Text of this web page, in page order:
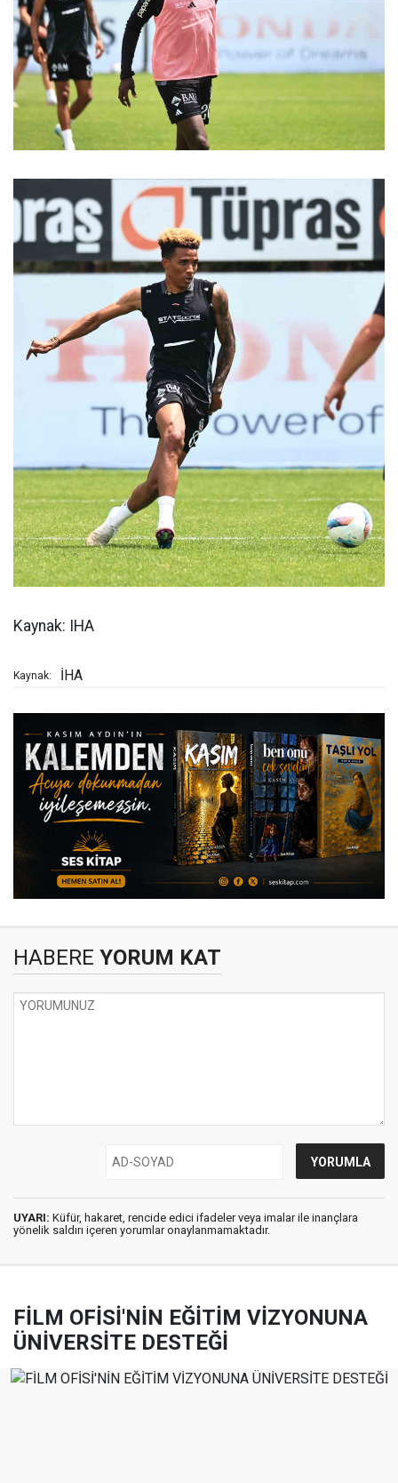
Kaynak: IHA
Kaynak: İHA
HABERE YORUM KAT
UYARI: Küfür, hakaret, rencide edici ifadeler veya imalar ile inançlara
yönelik saldırı içeren yorumlar onaylanmamaktadır.
FİLM OFİSİ'NİN EĞİTİM VİZYONUNA
ÜNİVERSİTE DESTEĞİ